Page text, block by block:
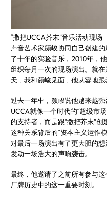
“撒把UCCA芥末”音乐活动现场
声音艺术家颜峻协同自己创建
了十年的实验音乐，2010年，
组织每月一次的现场演出。就
天，我和颜峻见面，他从容地跟
过去一年中，颜峻说他越来越
UCCA就像一个时代的“超级市
的支持者，而是跟“撒把芥末”创
这种关系背后的“资本主义运作
对最后一场演出有了更大胆的
发动一场浩大的声响袭击。
最终，他邀请了之前所有参与
厂牌历史中的这一重要时刻。